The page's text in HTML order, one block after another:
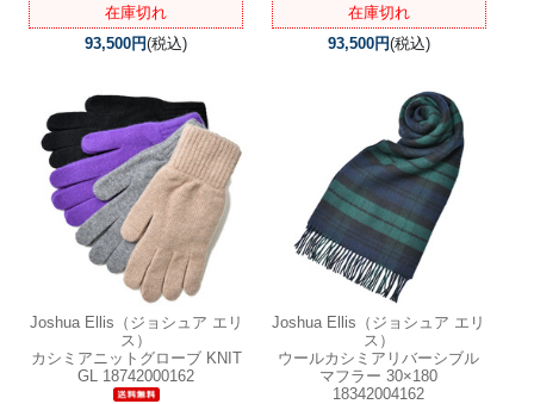
在庫切れ
93,500円(税込)
在庫切れ
93,500円(税込)
Joshua Ellis（ジョシュア エリ
ス）
カシミアニットグローブ KNIT
GL 18742000162
Joshua Ellis（ジョシュア エリ
ス）
ウールカシミアリバーシブル
マフラー 30×180
18342004162